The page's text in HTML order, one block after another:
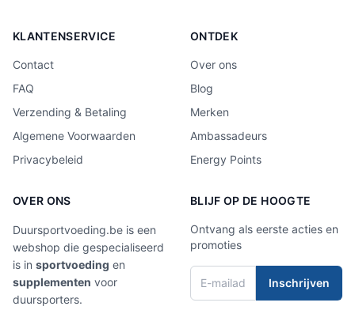
KLANTENSERVICE
Contact
FAQ
Verzending & Betaling
Algemene Voorwaarden
Privacybeleid
ONTDEK
Over ons
Blog
Merken
Ambassadeurs
Energy Points
OVER ONS
Duursportvoeding.be is een
webshop die gespecialiseerd
is in sportvoeding en
supplementen voor
duursporters.
BLIJF OP DE HOOGTE
Ontvang als eerste acties en
promoties
Inschrijven